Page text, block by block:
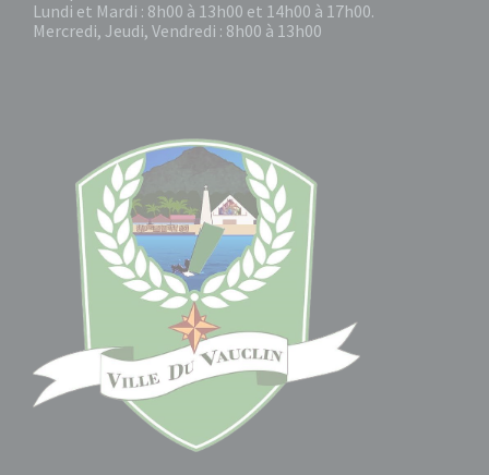
Lundi et Mardi : 8h00 à 13h00 et 14h00 à 17h00.
Mercredi, Jeudi, Vendredi : 8h00 à 13h00